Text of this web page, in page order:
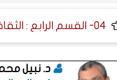
04- القسم الرابع : الثقافة الشخصية - علم الدلالة - ثقافة الملخصات.
د. نبيل